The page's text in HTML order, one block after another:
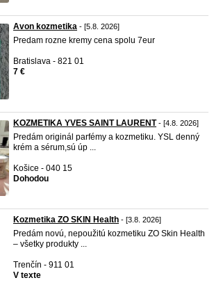
Avon kozmetika - [5.8. 2026]
Predam rozne kremy cena spolu 7eur
Bratislava - 821 01
7 €
KOZMETIKA YVES SAINT LAURENT- [4.8. 2026]
Predám originál parfémy a kozmetiku. YSL denný
krém a sérum,sú úp ...
Košice - 040 15
Dohodou
Kozmetika ZO SKIN Health - [3.8. 2026]
Predám novú, nepoužitú kozmetiku ZO Skin Health
– všetky produkty ...
Trenčín - 911 01
V texte